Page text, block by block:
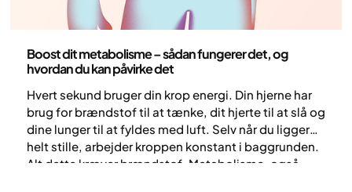
Boost dit metabolisme – sådan fungerer det, og
hvordan du kan påvirke det
Hvert sekund bruger din krop energi. Din hjerne har
brug for brændstof til at tænke, dit hjerte til at slå og
dine lunger til at fyldes med luft. Selv når du ligger
helt stille, arbejder kroppen konstant i baggrunden.
Alt dette kræver brændstof. Metabolisme, også